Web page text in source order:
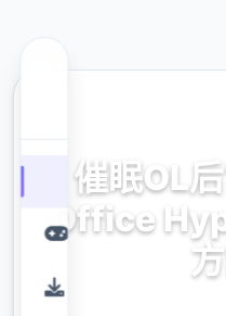
催眠OL
Office